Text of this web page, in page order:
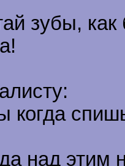
зубы,
когда
над этим